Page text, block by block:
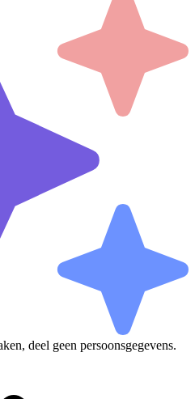
deel geen persoonsgegevens.